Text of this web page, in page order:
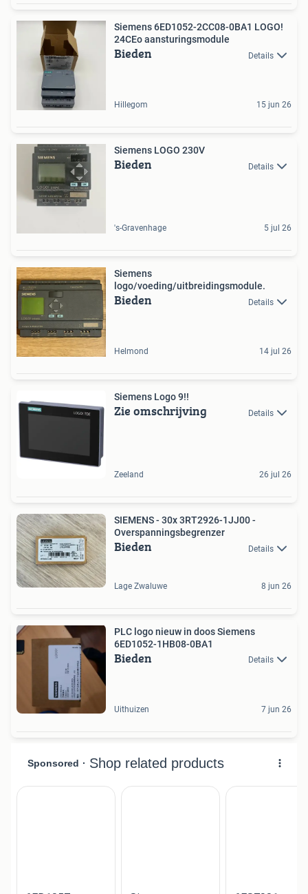
Siemens 6ED1052-2CC08-0BA1 LOGO!
24CEo aansturingsmodule
Bieden Details
Hillegom 15 jun 26
Siemens LOGO 230V
Bieden Details
's-Gravenhage 5 jul 26
Siemens
logo/voeding/uitbreidingsmodule.
Bieden Details
Helmond 14 jul 26
Siemens Logo 9!!
Zie omschrijving Details
Zeeland 26 jul 26
SIEMENS - 30x 3RT2926-1JJ00 -
Overspanningsbegrenzer
Bieden Details
Lage Zwaluwe 8 jun 26
PLC logo nieuw in doos Siemens
6ED1052-1HB08-0BA1
Bieden Details
Uithuizen 7 jun 26